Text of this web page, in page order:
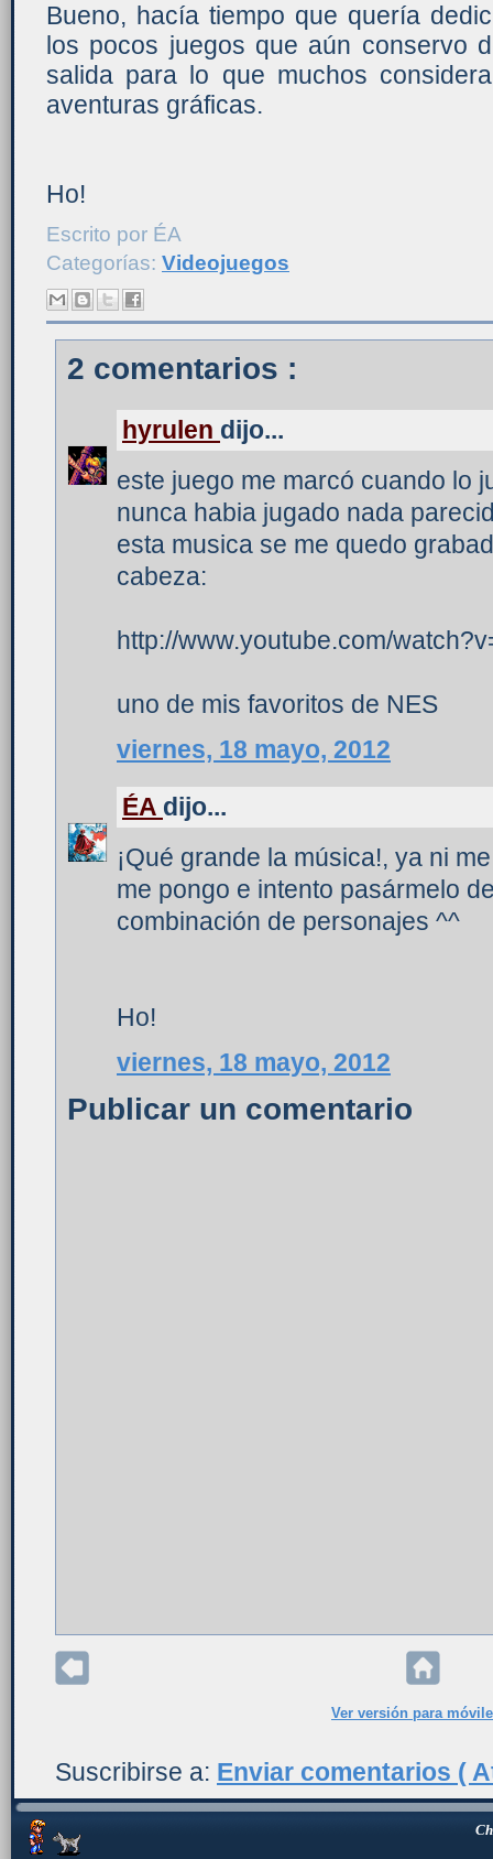
Bueno, hacía tiempo que quería
los pocos juegos que aún conservo
salida para lo que muchos
aventuras gráficas.
Ho!
Escrito por ÉA
Categorías: Videojuegos
2 comentarios :
hyrulen dijo...
este juego me marcó cuando lo
nunca habia jugado nada
esta musica se me quedo
cabeza:
http://www.youtube.com/
uno de mis favoritos de NES
viernes, 18 mayo, 2012
ÉA dijo...
¡Qué grande la música!, ya ni
me pongo e intento pasármelo
combinación de personajes ^^
Ho!
viernes, 18 mayo, 2012
Publicar un comentario
Ver versión para
Suscribirse a: Enviar comentarios (